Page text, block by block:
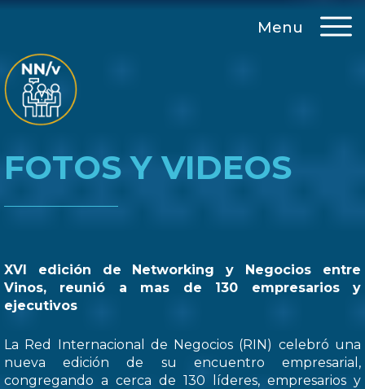
Menu
FOTOS Y VIDEOS
XVI edición de Networking y Negocios entre
Vinos, reunió a mas de 130 empresarios y
ejecutivos
La Red Internacional de Negocios (RIN) celebró una
nueva edición de su encuentro empresarial,
congregando a cerca de 130 líderes, empresarios y